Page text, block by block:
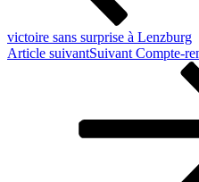
victoire sans surprise à Lenzburg
Article suivantSuivant Compte-